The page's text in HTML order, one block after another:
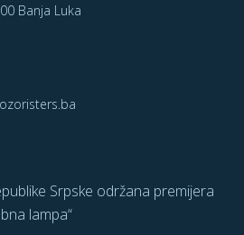
Banja Luka
Srpske održana premijera
lampa“